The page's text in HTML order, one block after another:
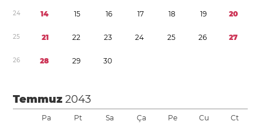
24 14 15 16 17 18 19 20
25 21 22 23 24 25 26 27
26 28 29 30
Temmuz2043
Pa Pt Sa Ça Pe Cu Ct